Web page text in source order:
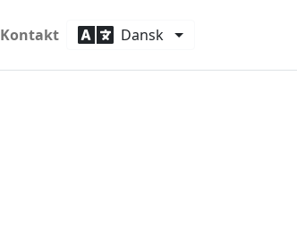
Kontakt Dansk